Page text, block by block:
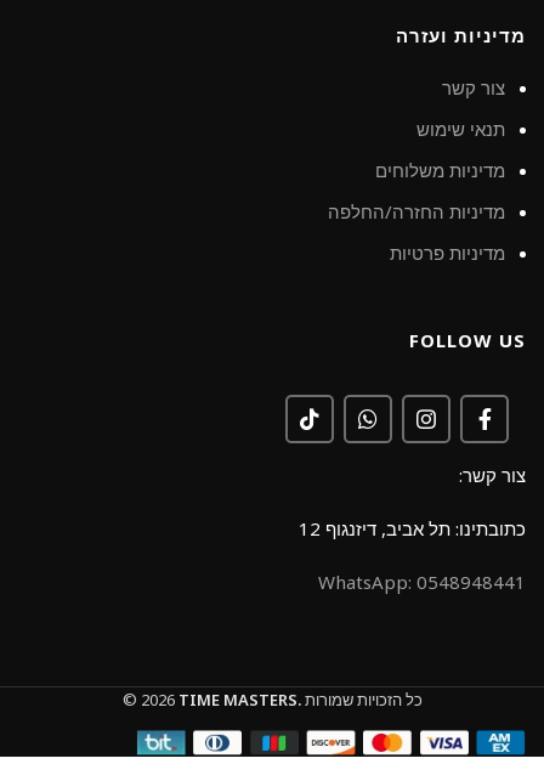
מדיניות ועזרה
צור קשר
תנאי שימוש
מדיניות משלוחים
מדיניות החזרה/החלפה
מדיניות פרטיות
FOLLOW US
צור קשר:
כתובתינו: תל אביב, דיזנגוף 12
0548948441 :WhatsApp
© 2026 TIME MASTERS.כל הזכויות שמורות